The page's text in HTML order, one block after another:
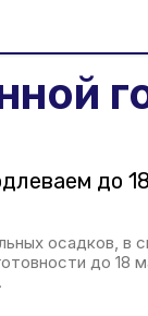
до
осадков, в
до 18